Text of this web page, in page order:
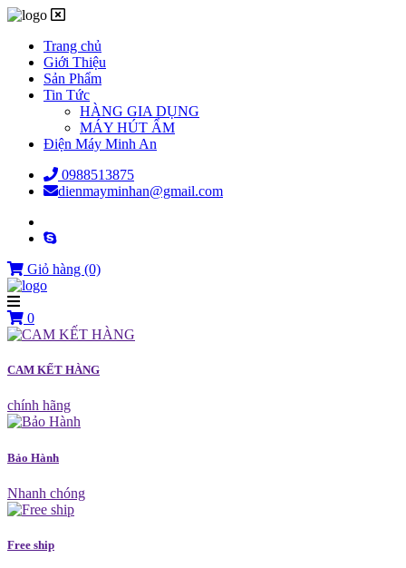
Trang chủ
Giới Thiệu
Sản Phẩm
Tin Tức
HÀNG GIA DỤNG
MÁY HÚT ẨM
Điện Máy Minh An
0988513875
dienmayminhan@gmail.com
Giỏ hàng (0)
0
CAM KẾT HÀNG
chính hãng
Bảo Hành
Nhanh chóng
Free ship